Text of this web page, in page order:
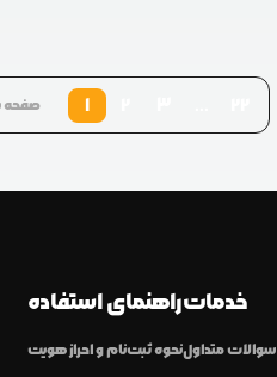
صفحه 1
راهنمای استفاده
نحوه ثبت‌نام و احراز هویت
خدمات
سوالات متداول